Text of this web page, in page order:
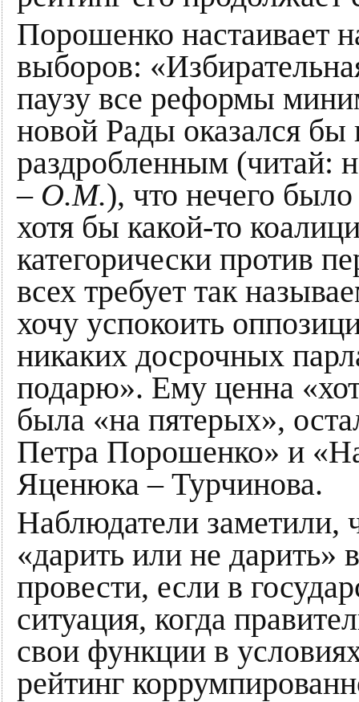
Порошенко настаивает
выборов:
паузу все реформы
новой Рады оказался бы
раздробленным (читай:
– О.М.), что нечего
хотя бы какой-то
категорически против
всех требует так
хочу успокоить
никаких досрочных
подарю». Ему ценна
была «на пятерых»,
Петра Порошенко» и
Яценюка – Турчинова.
Наблюдатели заметили,
«дарить или не дарить»
провести, если в
ситуация, когда
свои функции в
рейтинг